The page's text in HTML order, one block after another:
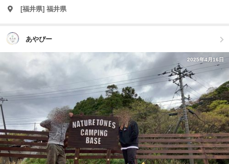
[福井県] 福井県
あやぴー
2025年4月16日